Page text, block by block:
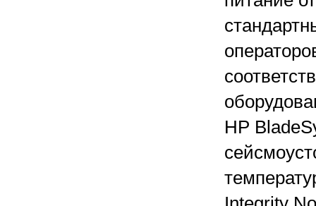
HP